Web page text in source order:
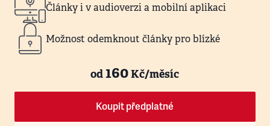
Články i v audioverzi a mobilní aplikaci
Možnost odemknout články pro blízké
od160Kč/měsíc
Koupit předplatné